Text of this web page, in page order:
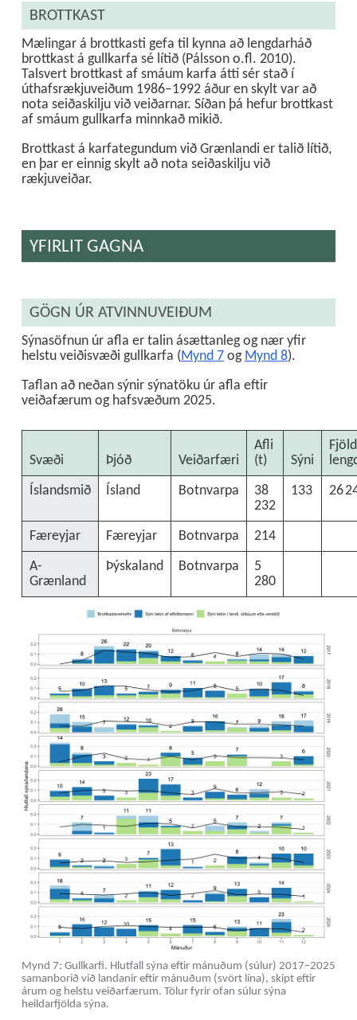
BROTTKAST
Mælingar á brottkasti gefa til kynna að lengdarháð
brottkast á gullkarfa sé lítið (Pálsson o.fl. 2010).
Talsvert brottkast af smáum karfa átti sér stað í
úthafsrækjuveiðum 1986–1992 áður en skylt var að
nota seiðaskilju við veiðarnar. Síðan þá hefur brottkast
af smáum gullkarfa minnkað mikið.
Brottkast á karfategundum við Grænlandi er talið lítið,
en þar er einnig skylt að nota seiðaskilju við
rækjuveiðar.
YFIRLIT GAGNA
GÖGN ÚR ATVINNUVEIÐUM
Sýnasöfnun úr afla er talin ásættanleg og nær yfir
helstu veiðisvæði gullkarfa (Mynd 7 og Mynd 8).
Taflan að neðan sýnir sýnatöku úr afla eftir
veiðafærum og hafsvæðum 2025.
Svæði Þjóð Veiðarfæri
Afli
(t)
Sýni
Íslandsmið
Ísland Botnvarpa
38
232
133 26
Færeyjar Færeyjar Botnvarpa
214
A-
Grænland
Þýskaland Botnvarpa
5
280
Mynd 7: Gullkarfi. Hlutfall sýna eftir mánuðum (súlur) 2017–2025
samanborið við landanir eftir mánuðum (svört lína), skipt eftir
árum og helstu veiðarfærum. Tölur fyrir ofan súlur sýna
heildarfjölda sýna.